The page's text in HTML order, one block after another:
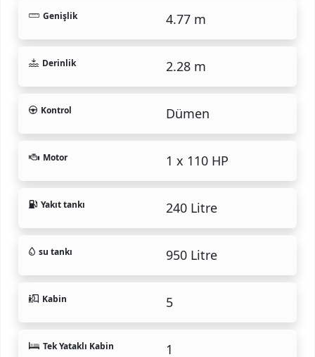
Genişlik 4.77 m
Derinlik 2.28 m
Kontrol Dümen
Motor 1 x 110 HP
Yakıt tankı 240 Litre
su tankı 950 Litre
Kabin 5
Tek Yataklı Kabin 1